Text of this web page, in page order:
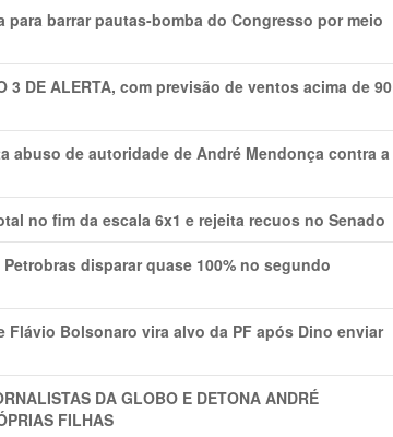
para barrar pautas-bomba do Congresso por meio
3 DE ALERTA, com previsão de ventos acima de 90
abuso de autoridade de André Mendonça contra a
no fim da escala 6x1 e rejeita recuos no Senado
disparar quase 100% no segundo
Flávio Bolsonaro vira alvo da PF após Dino enviar
DA GLOBO E DETONA ANDRÉ
FILHAS